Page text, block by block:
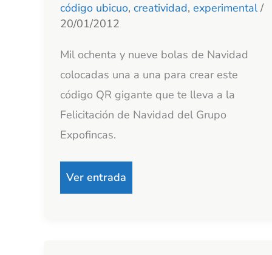
código ubicuo, creatividad, experimental/
20/01/2012
Mil ochenta y nueve bolas de Navidad
colocadas una a una para crear este
código QR gigante que te lleva a la
Felicitación de Navidad del Grupo
Expofincas.
Ver entrada